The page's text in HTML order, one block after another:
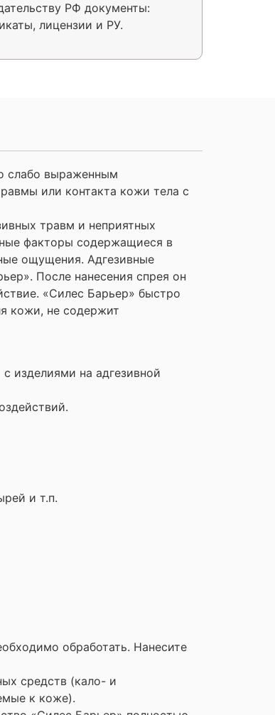
РФ документы:
лицензии и РУ.
слабо выраженным
или контакта кожи тела с
травм и неприятных
факторы содержащиеся в
ощущения. Адгезивные
После нанесения спрея он
«Силес Барьер» быстро
кожи, не содержит
изделиями на адгезивной
и т.п.
обработать. Нанесите
средств (кало- и
к коже).